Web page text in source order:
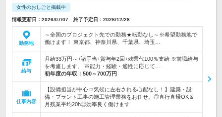
女性のおしごと掲載中
情報更新日：2026/07/07 終了予定日：2026/12/28
勤務地
～全国のプロジェクト先での勤務★転勤なし～※希望勤務地で
働けます！ 東京都、神奈川県、千葉県、埼玉…
給与
月給33万円～+諸手当+賞与年2回+残業代100％支給 ※前職給与
を考慮します。 ※能力・経験・適性に応じて…
初年度の年収： 500～700万円
仕事内容
【設備担当が中心⇒気候に左右される心配なし！】建築・設
備・プラント工事の施工管理業務をお任せ。◎直行直帰OK＆
月残業平均20h◎効率良く働けます